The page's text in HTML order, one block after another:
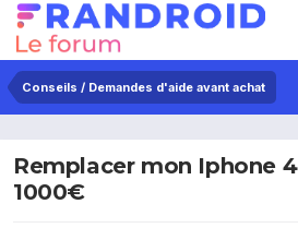
Conseils / Demandes d'aide avant achat
Remplacer mon Iphone
1000€